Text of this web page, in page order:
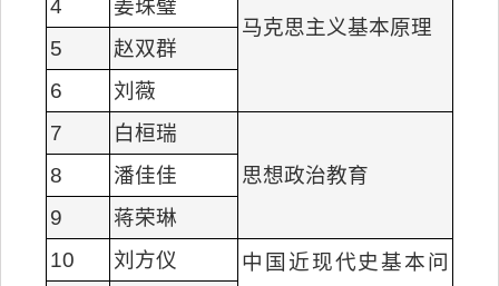
马克思主义基本原理
4
姜珠璧
5
赵双群
6
刘薇
7
白桓瑞
思想政治教育
8
潘佳佳
9
蒋荣琳
10
刘方仪
中国近现代史基本问